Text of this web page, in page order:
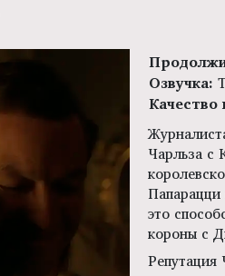
Озвучка:
Чарльза с
Папарацци
это
короны с
Репутация